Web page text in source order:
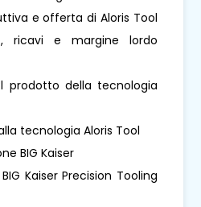
e offerta di Aloris Tool
ricavi e margine lordo
prodotto della tecnologia
tecnologia Aloris Tool
BIG Kaiser
Kaiser Precision Tooling